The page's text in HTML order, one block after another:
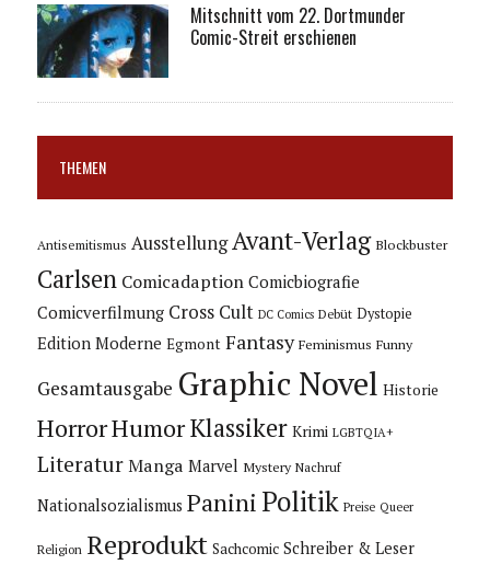
Mitschnitt vom 22. Dortmunder
Comic-Streit erschienen
THEMEN
Antisemitismus Ausstellung Avant-Verlag Blockbuster
Carlsen Comicadaption Comicbiografie
Comicverfilmung Cross Cult DC Comics Debüt Dystopie
Edition Moderne Egmont Fantasy Feminismus Funny
Gesamtausgabe Graphic Novel Historie
HorrorHumorKlassiker Krimi LGBTQIA+
Literatur Manga Marvel Mystery Nachruf
Nationalsozialismus Panini Politik Preise Queer
Religion Reprodukt Sachcomic Schreiber & Leser